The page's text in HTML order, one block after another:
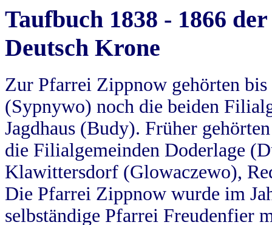
Taufbuch 1838 - 1866
Deutsch Krone
Zur Pfarrei Zippnow gehörten
(Sypnywo) noch die beiden
Jagdhaus (Budy). Früher
die Filialgemeinden Doderlage
Klawittersdorf (Glowaczewo),
Die Pfarrei Zippnow wurde im
selbständige Pfarrei Freudenfier